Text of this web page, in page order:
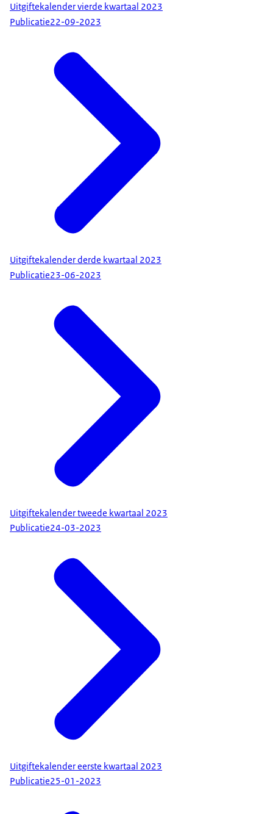
Uitgiftekalender vierde kwartaal 2023
Publicatie22-09-2023
Uitgiftekalender derde kwartaal 2023
Publicatie23-06-2023
Uitgiftekalender tweede kwartaal 2023
Publicatie24-03-2023
Uitgiftekalender eerste kwartaal 2023
Publicatie25-01-2023